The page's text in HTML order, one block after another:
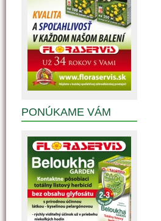
PONÚKAME VÁM